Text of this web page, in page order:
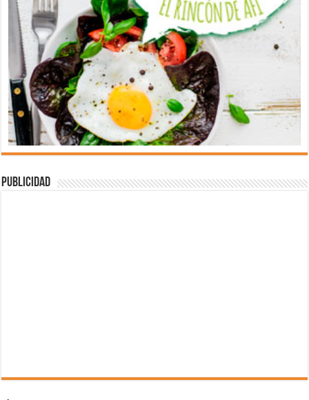
Publicidad